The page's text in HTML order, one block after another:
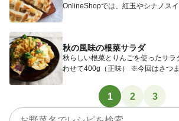
OnlineShopでは、紅玉やシナノス
ざまな種類を...
秋の風味の根菜サラダ
秋らしい根菜とりんごを使ったサラダです。 材
わせて400g（正味） ※今回はさつ
1 2 3